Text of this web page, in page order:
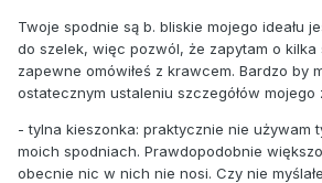
Twoje spodnie są b. bliskie mojego ideału
do szelek, więc pozwól, że zapytam o kilka
zapewne omówiłeś z krawcem. Bardzo by
ostatecznym ustaleniu szczegółów mojego
- tylna kieszonka: praktycznie nie używam
moich spodniach. Prawdopodobnie
obecnie nic w nich nie nosi. Czy nie